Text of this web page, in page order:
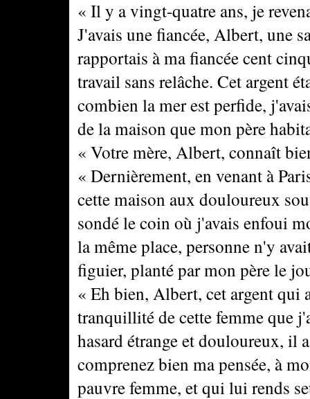
« Il y a vingt-quatre ans, je
J'avais une fiancée, Albert, une
rapportais à ma fiancée cent
travail sans relâche. Cet argent
combien la mer est perfide,
de la maison que mon père
« Votre mère, Albert, connaît
« Dernièrement, en venant à
cette maison aux douloureux
sondé le coin où j'avais enfoui
la même place, personne n'y
figuier, planté par mon père le
« Eh bien, Albert, cet argent qui
tranquillité de cette femme que
hasard étrange et douloureux, il
comprenez bien ma pensée, à
pauvre femme, et qui lui rends